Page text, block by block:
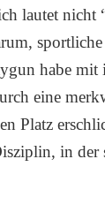
lautet nicht
habe
eine
Platz
in der